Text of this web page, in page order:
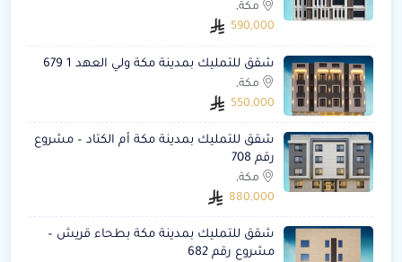
مكة,
590,000
شقق للتمليك بمدينة مكة ولي العهد 1 679
مكة,
550,000
شقق للتمليك بمدينة مكة أم الكتاد – مشروع
رقم 708
مكة,
880,000
شقق للتمليك بمدينة مكة بطحاء قريش –
مشروع رقم 682